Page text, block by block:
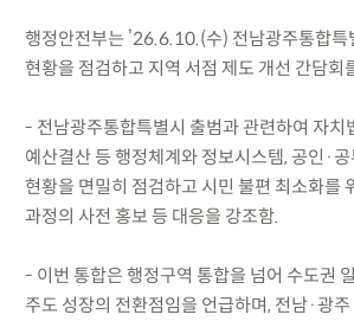
행정안전부는 ’26.6.10.(수) 전남광주통합특
현황을 점검하고 지역 서점 제도 개선 간담회
- 전남광주통합특별시 출범과 관련하여 자치
예산결산 등 행정체계와 정보시스템, 공인·
현황을 면밀히 점검하고 시민 불편 최소화를
과정의 사전 홍보 등 대응을 강조함.
- 이번 통합은 행정구역 통합을 넘어 수도권
주도 성장의 전환점임을 언급하며, 전남·광